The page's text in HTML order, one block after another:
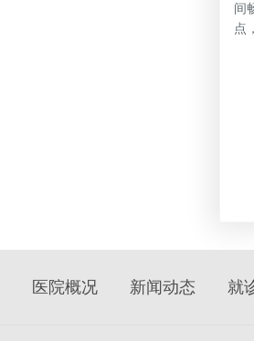
间
点
医院概况 新闻动态 就